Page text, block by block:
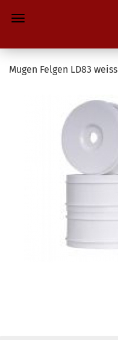
Mugen Felgen LD83 weiss